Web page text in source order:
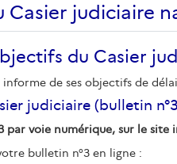
Casier judiciaire
du Casier
de ses objectifs de
judiciaire (bulletin
par voie numérique, sur le
bulletin n°3 en ligne :